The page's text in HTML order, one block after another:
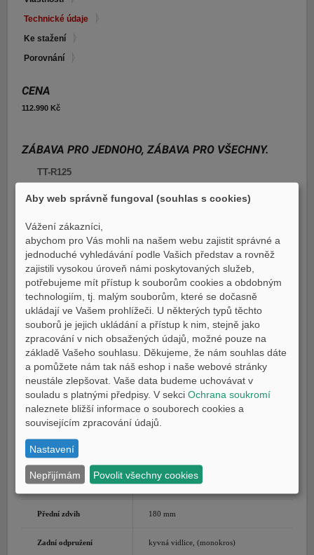
ZÁBAVA PRO JEDNOHO, ZÁBAVA PRO VŠECHNY.
TT-R125
Motor
Vzduchem chlazený, 4taktní, SOHC,
Zdvihový objem 124 ccm
Příprava směsi Mikuni VM20 x 1
Systém zapalování CDI
Systém mazání zásoba oleje v klikové skříni
Systém startování elektrický a nožní
Převodovka/převodový
poměr
stálý záběr, 5rychlostní
Koncový převod Řetěz
Rám
Přední odpružení Teleskopické vidlice
Přední zdvih 180 mm
Zadní odpružení kyvná vidlice, (monokros)
Technické údaje
Ke stažení
Porovnání
CENA
112.990 Kč
Aby web správně fungoval (souhlas s cookies)
Vážení zákazníci,
abychom pro Vás mohli na našem webu zajistit správné a
jednoduché vyhledávání podle Vašich představ a rovněž
zajistili vysokou úroveň námi poskytovaných služeb,
potřebujeme mít přístup k souborům cookies a obdobným
technologiím, tj. malým souborům, které se dočasně
ukládají ve Vašem prohlížeči. U některých typů těchto
souborů je jejich ukládání a přístup k nim, stejně jako
zpracování v nich obsažených údajů, možné pouze na
základě Vašeho souhlasu. Děkujeme, že nám souhlas dáte
a pomůžete nám tak náš eshop i naše webové stránky
neustále zlepšovat. Vaše data budeme uchovávat v
souladu s platnými předpisy. V sekciOchrana soukromí
naleznete bližší informace o souborech cookies a
souvisejícím zpracování údajů.
Nastavení
Nepřijímám Povolit všechny cookies